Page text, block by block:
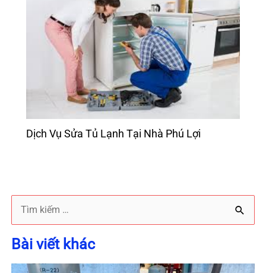
Dịch Vụ Sửa Tủ Lạnh Tại Nhà Phú Lợi
m
Bài viết khác